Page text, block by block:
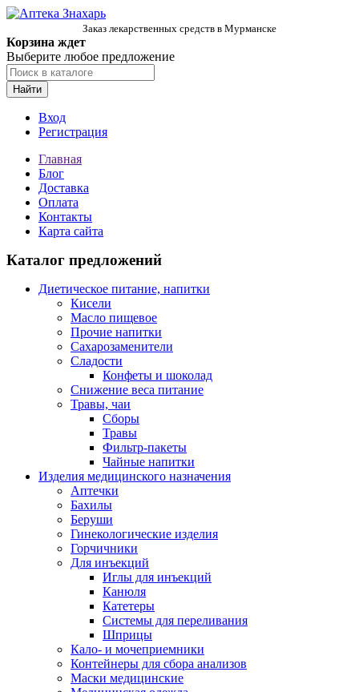
Заказ лекарственных средств в Мурманске
Корзина ждет
Выберите любое предложение
Найти
Вход
Регистрация
Главная
Блог
Доставка
Оплата
Контакты
Карта сайта
Каталог предложений
Диетическое питание, напитки
Кисели
Масло пищевое
Прочие напитки
Сахарозаменители
Сладости
Конфеты и шоколад
Снижение веса питание
Травы, чаи
Сборы
Травы
Фильтр-пакеты
Чайные напитки
Изделия медицинского назначения
Аптечки
Бахилы
Беруши
Гинекологические изделия
Горчичники
Для инъекций
Иглы для инъекций
Канюля
Катетеры
Системы для переливания
Шприцы
Кало- и мочеприемники
Контейнеры для сбора анализов
Маски медицинские